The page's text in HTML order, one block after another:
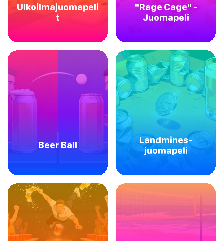
Ulkoilmajuomapeli
t
"Rage Cage" -
Juomapeli
Beer Ball
Landmines-
juomapeli